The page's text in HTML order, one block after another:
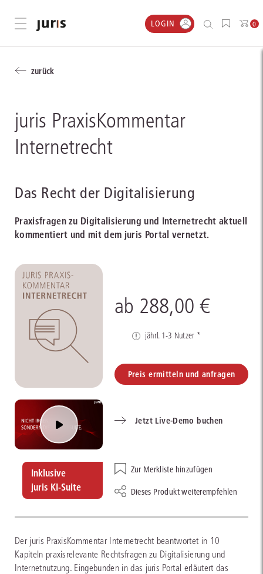
Menü öffnen LOGIN 0
zurück
juris PraxisKommentar
Internetrecht
Das Recht der Digitalisierung
Praxisfragen zu Digitalisierung und Internetrecht aktuell
kommentiert und mit dem juris Portal vernetzt.
Inklusive
juris KI-Suite
Der juris PraxisKommentar Internetrecht beantwortet in 10
Kapiteln praxisrelevante Rechtsfragen zu Digitalisierung und
Internetnutzung. Eingebunden in das juris Portal erläutert das
ab 288,00 €
jährl. 1-3 Nutzer *
Preis ermitteln und anfragen
Zur Merkliste hinzufügen
Dieses Produkt weiterempfehlen
Jetzt Live-Demo buchen